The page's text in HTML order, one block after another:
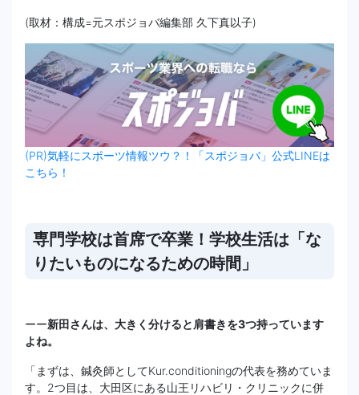
(取材：構成=元スポジョバ編集部 久下真以子)
(PR)気軽にスポーツ情報ツウ？！「スポジョバ」公式LINEは
こちら！
専門学校は首席で卒業！学校生活は「な
りたいものになるための時間」
ーー新田さんは、大きく分けると肩書きを3つ持っています
よね。
「まずは、鍼灸師としてKur.conditioningの代表を務めていま
す。2つ目は、大田区にある山王リハビリ・クリニックに併